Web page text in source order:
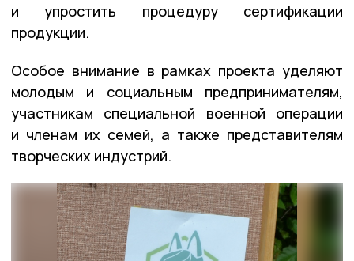
и упростить процедуру сертификации
продукции.
Особое внимание в рамках проекта уделяют
молодым и социальным предпринимателям,
участникам специальной военной операции
и членам их семей, а также представителям
творческих индустрий.